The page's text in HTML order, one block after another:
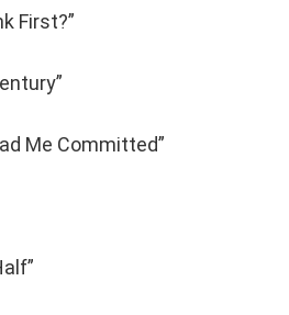
First?”
Me Committed”